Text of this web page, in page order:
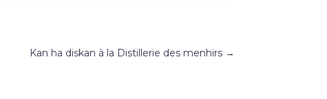
Kan ha diskan à la Distillerie des menhirs→